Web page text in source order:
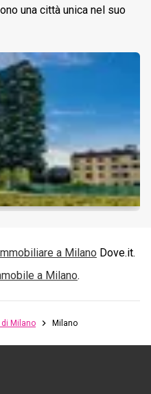
una città unica nel suo
a Milano Dove.it.
a Milano.
Milano Milano